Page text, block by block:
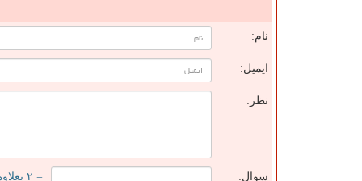
نام:
ایمیل:
نظر:
سوال: = ۲ بعلاوه ۳